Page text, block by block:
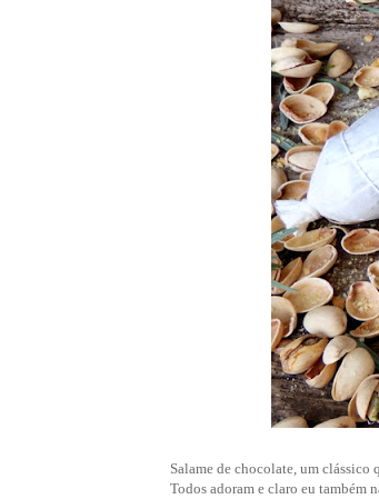
Salame de chocolate, um clássico
Todos adoram e claro eu também